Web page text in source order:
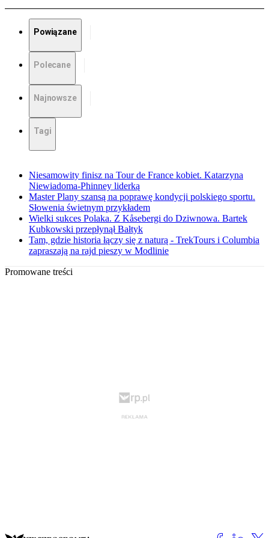
Powiązane
Polecane
Najnowsze
Tagi
Niesamowity finisz na Tour de France kobiet. Katarzyna
Niewiadoma-Phinney liderką
Master Plany szansą na poprawę kondycji polskiego sportu.
Słowenia świetnym przykładem
Wielki sukces Polaka. Z Kåsebergi do Dziwnowa. Bartek
Kubkowski przepłynął Bałtyk
Tam, gdzie historia łączy się z naturą - TrekTours i Columbia
zapraszają na rajd pieszy w Modlinie
Promowane treści